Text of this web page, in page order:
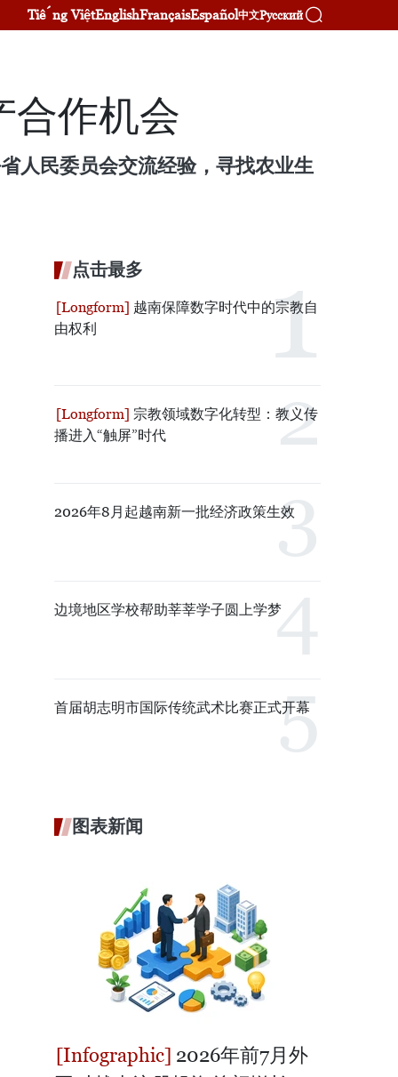
Tiếng ViệtEnglishFrançaisEspañol中文Русский
合作机会
人民委员会交流经验，寻找农业生
点击最多
越南保障数字时代中的宗教自
由权利
宗教领域数字化转型：教义传
播进入“触屏”时代
2026年8月起越南新一批经济政策生效
边境地区学校帮助莘莘学子圆上学梦
首届胡志明市国际传统武术比赛正式开幕
图表新闻
2026年前7月外